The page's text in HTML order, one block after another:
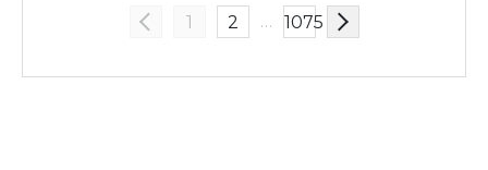
1 2 … 1075